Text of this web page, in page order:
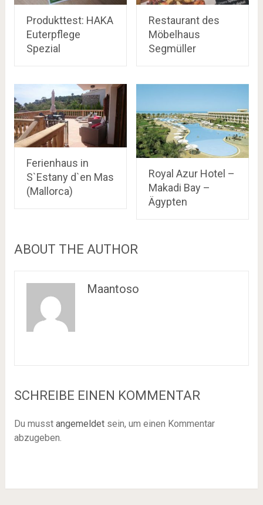
Produkttest: HAKA
Euterpflege
Spezial
Restaurant des
Möbelhaus
Segmüller
Ferienhaus in
S`Estany d`en Mas
(Mallorca)
Royal Azur Hotel –
Makadi Bay –
Ägypten
ABOUT THE AUTHOR
Maantoso
SCHREIBE EINEN KOMMENTAR
Du musst angemeldetsein, um einen Kommentar
abzugeben.